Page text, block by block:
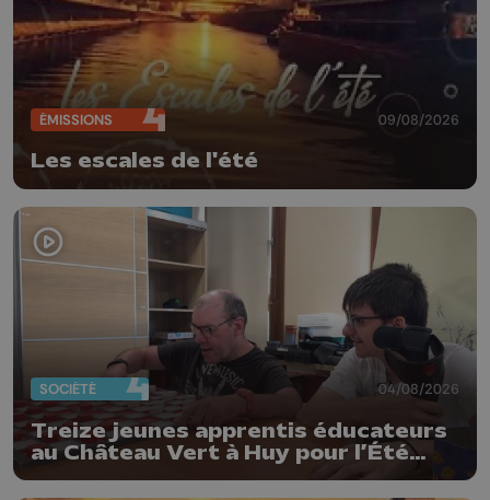
ÉMISSIONS 09/08/2026
Les escales de l'été
SOCIÉTÉ 04/08/2026
Treize jeunes apprentis éducateurs
au Château Vert à Huy pour l’Été
solidaire